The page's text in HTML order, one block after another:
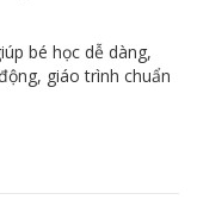
bé học dễ dàng,
giáo trình chuẩn